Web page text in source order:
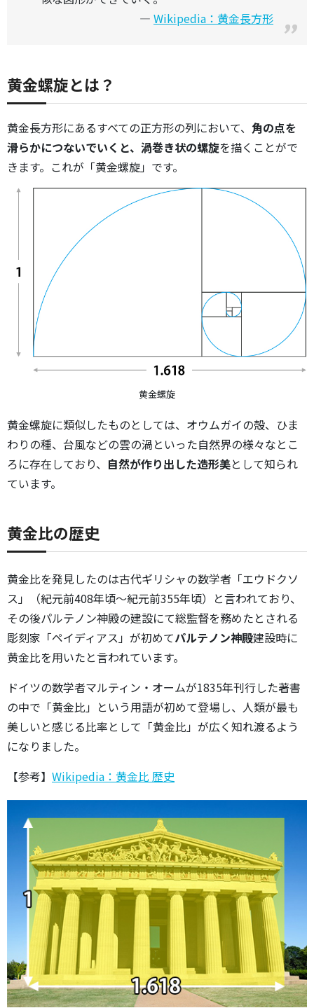
Wikipedia：黄金長方形
黄金螺旋とは？
黄金長方形にあるすべての正方形の列において、 角の点を
滑らかにつないでいくと、渦巻き状の螺旋を描くことがで
きます。これが「黄金螺旋」です。
黄金螺旋
黄金螺旋に類似したものとしては、オウムガイの殻、ひま
わりの種、台風などの雲の渦といった自然界の様々なとこ
ろに存在しており、 自然が作り出した造形美として知られ
ています。
黄金比の歴史
黄金比を発見したのは古代ギリシャの数学者「エウドクソ
ス」（紀元前408年頃～紀元前355年頃）と言われており、
その後パルテノン神殿の建設にて総監督を務めたとされる
彫刻家「ペイディアス」が初めてパルテノン神殿建設時に
黄金比を用いたと言われています。
ドイツの数学者マルティン・オームが1835年刊行した著書
の中で「黄金比」という用語が初めて登場し、人類が最も
美しいと感じる比率として「黄金比」が広く知れ渡るよう
になりました。
【参考】 Wikipedia：黄金比 歴史